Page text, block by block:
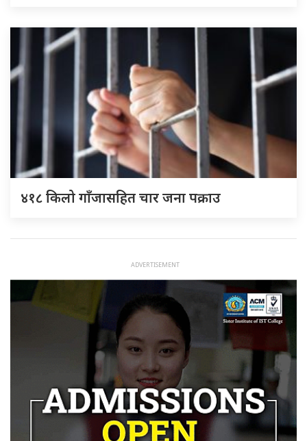
४१८ किलो गाँजासहित चार जना पक्राउ